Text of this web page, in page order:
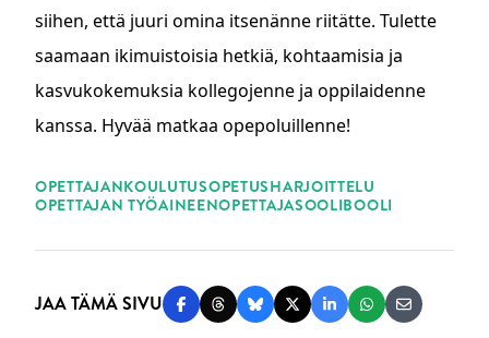
siihen, että juuri omina itsenänne riitätte. Tulette
saamaan ikimuistoisia hetkiä, kohtaamisia ja
kasvukokemuksia kollegojenne ja oppilaidenne
kanssa. Hyvää matkaa opepoluillenne!
OPETTAJANKOULUTUSOPETUSHARJOITTELU
OPETTAJAN TYÖAINEENOPETTAJASOOLIBOOLI
JAA TÄMÄ SIVU Jaa Facebookissa
Jaa Threadsissa
Jaa Blueskyssä
Jaa Twitterissä
Jaa LinkedInissä
Jaa Jaa